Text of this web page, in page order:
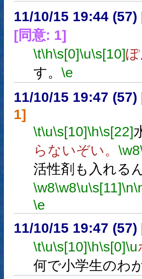
11/10/15 19:44 (57)
[同意: 1]
\t\h\s[0]\u\s[10]
す。 \e
11/10/15 19:47 (57)
1]
\t\u\s[10]\h\s[22]
らないぞい。 \w8
活性剤も入れる
\w8\w8\u\s[11]\n
\e
11/10/15 19:47 (57)
\t\u\s[10]\h\s[0]\u
何で小学生のわ